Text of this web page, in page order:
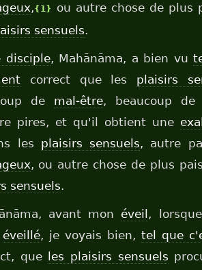
,{1}
ou autre chose de plus
sensuels.
disciple, Mahānāma, a bien vu
correct que les plaisirs
de mal-être, beaucoup de
pires, et qu'il obtient une
les plaisirs sensuels, autre
, ou autre chose de plus
sensuels.
avant mon éveil ,
éveillé, je voyais bien,tel que
que les plaisirs sensuels